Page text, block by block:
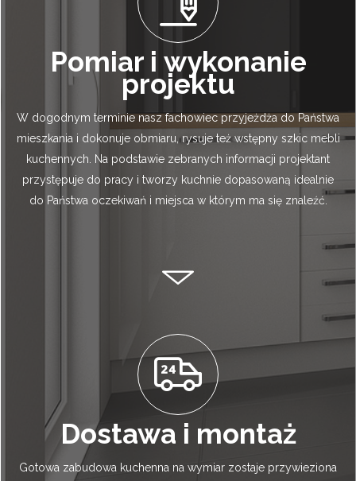
Pomiar i wykonanie
projektu
W dogodnym terminie nasz fachowiec przyjeżdża do Państwa
mieszkania i dokonuje obmiaru, rysuje też wstępny szkic mebli
kuchennych. Na podstawie zebranych informacji projektant
przystępuje do pracy i tworzy kuchnie dopasowaną idealnie
do Państwa oczekiwań i miejsca w którym ma się znaleźć.
Dostawa i montaż
Gotowa zabudowa kuchenna na wymiar zostaje przywieziona